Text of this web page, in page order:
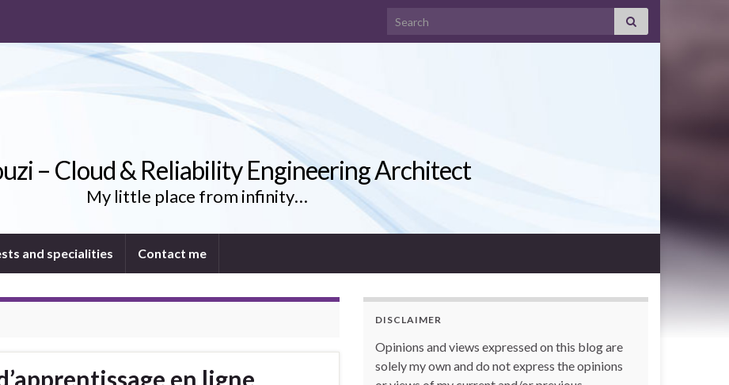
Search for:
– Cloud & Reliability Engineering Architect
My little place from infinity…
and specialities Contact me
en ligne
DISCLAIMER
Opinions and views expressed on this blog are
solely my own and do not express the opinions